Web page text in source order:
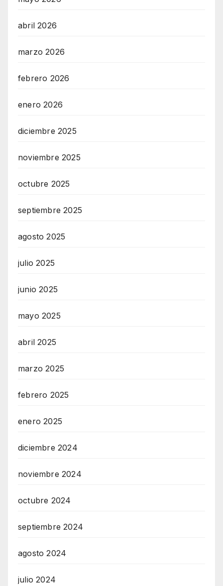
abril 2026
marzo 2026
febrero 2026
enero 2026
diciembre 2025
noviembre 2025
octubre 2025
septiembre 2025
agosto 2025
julio 2025
junio 2025
mayo 2025
abril 2025
marzo 2025
febrero 2025
enero 2025
diciembre 2024
noviembre 2024
octubre 2024
septiembre 2024
agosto 2024
julio 2024